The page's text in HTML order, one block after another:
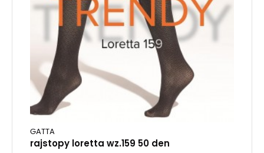
GATTA
rajstopy loretta wz.159 50 den